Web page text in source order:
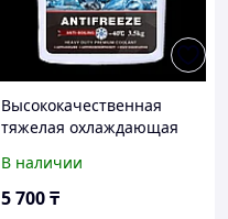
Высококачественная
тяжелая охлаждающая
кипения -40
В наличии
5 700₸